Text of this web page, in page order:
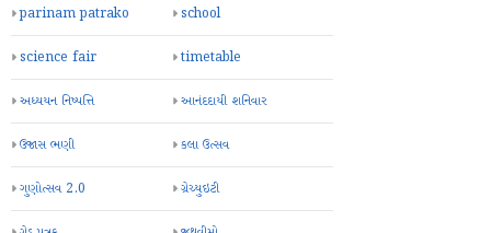
parinam patrako school
science fair timetable
અધ્યયન નિષ્પત્તિ આનંદદાયી શનિવાર
ઉજાસ ભણી કલા ઉત્સવ
ગુણોત્સવ 2.0 ગ્રેચ્યુઇટી